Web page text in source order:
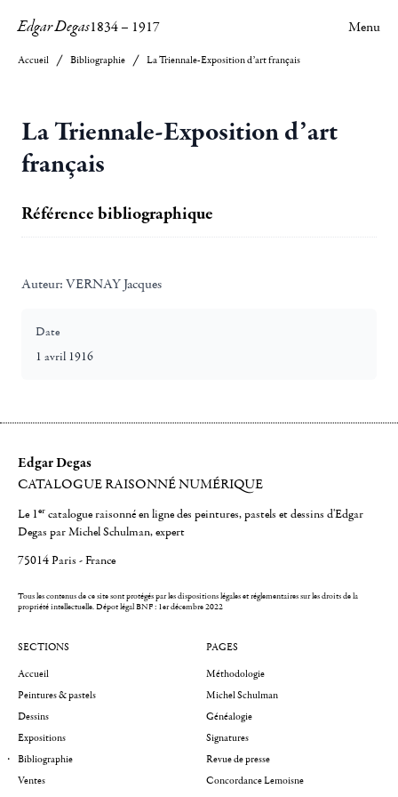
Edgar Degas1834– 1917 Menu
Accueil Bibliographie La Triennale-Exposition d’art français
La Triennale-Exposition d’art
français
Référence bibliographique
Auteur: VERNAY Jacques
Date
1 avril 1916
Edgar Degas
CATALOGUE RAISONNÉ NUMÉRIQUE
Le 1er catalogue raisonné en ligne des peintures, pastels et dessins d'Edgar
Degas par Michel Schulman, expert
75014 Paris - France
Tous les contenus de ce site sont protégés par les dispositions légales et réglementaires sur les droits de la
propriété intellectuelle.Dépot légal BNF : 1er décembre 2022
SECTIONS
Accueil
Peintures & pastels
Dessins
Expositions
Bibliographie
Ventes
PAGES
Méthodologie
Michel Schulman
Généalogie
Signatures
Revue de presse
Concordance Lemoisne